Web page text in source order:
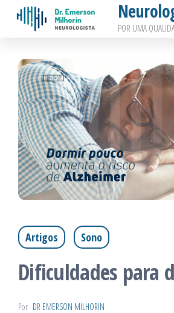
Pular
conteúdo
POR UMA
Artigos Sono
Dificuldades para
Por DR EMERSON MILHORIN